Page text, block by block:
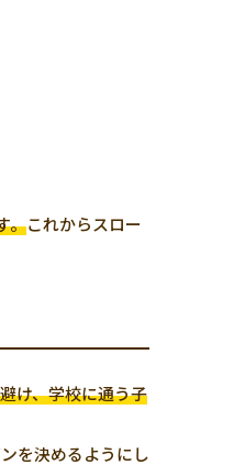
。これからスロー
け、学校に通う子
を決めるようにし